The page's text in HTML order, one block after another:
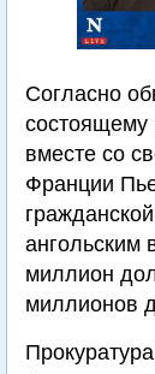
Согласно
состоящему
вместе со
Франции
ангольским
миллион
миллионов